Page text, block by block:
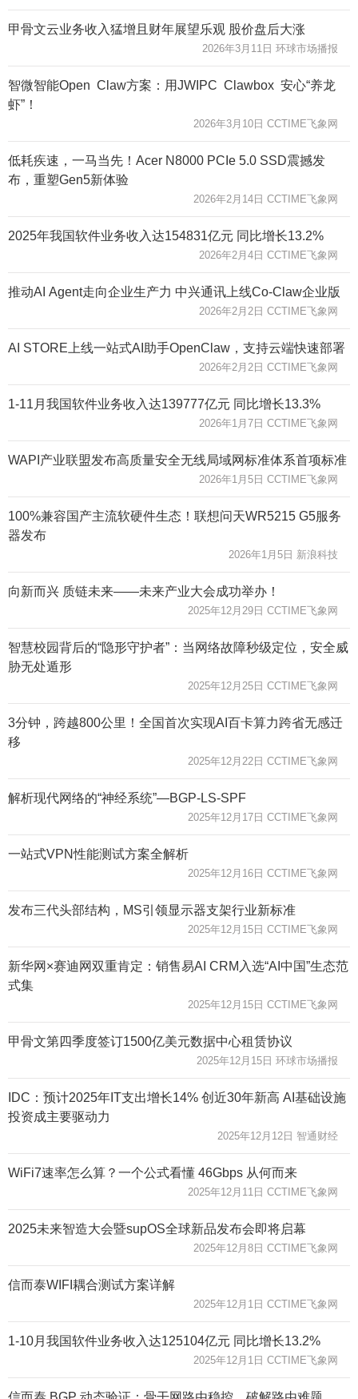
甲骨文云业务收入猛增且财年展望乐观 股价盘后大涨
2026年3月11日 环球市场播报
智微智能Open Claw方案：用JWIPC Clawbox 安心“养龙
虾”！
2026年3月10日 CCTIME飞象网
低耗疾速，一马当先！Acer N8000 PCIe 5.0 SSD震撼发
布，重塑Gen5新体验
2026年2月14日 CCTIME飞象网
2025年我国软件业务收入达154831亿元 同比增长13.2%
2026年2月4日 CCTIME飞象网
推动AI Agent走向企业生产力 中兴通讯上线Co-Claw企业版
2026年2月2日 CCTIME飞象网
AI STORE上线一站式AI助手OpenClaw，支持云端快速部署
2026年2月2日 CCTIME飞象网
1-11月我国软件业务收入达139777亿元 同比增长13.3%
2026年1月7日 CCTIME飞象网
WAPI产业联盟发布高质量安全无线局域网标准体系首项标准
2026年1月5日 CCTIME飞象网
100%兼容国产主流软硬件生态！联想问天WR5215 G5服务
器发布
2026年1月5日 新浪科技
向新而兴 质链未来——未来产业大会成功举办！
2025年12月29日 CCTIME飞象网
智慧校园背后的“隐形守护者”：当网络故障秒级定位，安全威
胁无处遁形
2025年12月25日 CCTIME飞象网
3分钟，跨越800公里！全国首次实现AI百卡算力跨省无感迁
移
2025年12月22日 CCTIME飞象网
解析现代网络的“神经系统”—BGP-LS-SPF
2025年12月17日 CCTIME飞象网
一站式VPN性能测试方案全解析
2025年12月16日 CCTIME飞象网
发布三代头部结构，MS引领显示器支架行业新标准
2025年12月15日 CCTIME飞象网
新华网×赛迪网双重肯定：销售易AI CRM入选“AI中国”生态范
式集
2025年12月15日 CCTIME飞象网
甲骨文第四季度签订1500亿美元数据中心租赁协议
2025年12月15日 环球市场播报
IDC：预计2025年IT支出增长14% 创近30年新高 AI基础设施
投资成主要驱动力
2025年12月12日 智通财经
WiFi7速率怎么算？一个公式看懂 46Gbps 从何而来
2025年12月11日 CCTIME飞象网
2025未来智造大会暨supOS全球新品发布会即将启幕
2025年12月8日 CCTIME飞象网
信而泰WIFI耦合测试方案详解
2025年12月1日 CCTIME飞象网
1-10月我国软件业务收入达125104亿元 同比增长13.2%
2025年12月1日 CCTIME飞象网